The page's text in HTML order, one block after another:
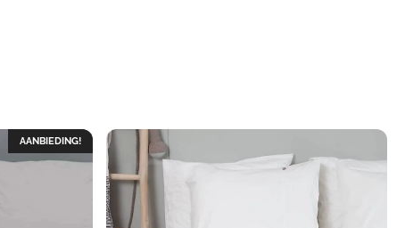
AANBIEDING!